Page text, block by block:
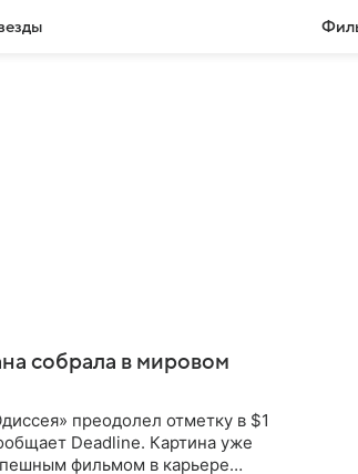
собрала в мировом
преодолел отметку в $1
Deadline. Картина уже
фильмом в карьере